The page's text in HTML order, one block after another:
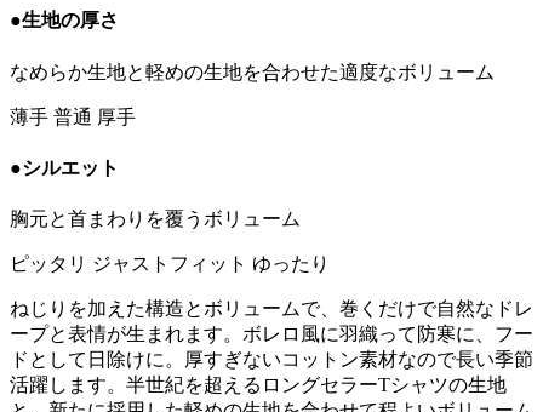
●生地の厚さ
なめらか生地と軽めの生地を合わせた適度なボリューム
薄手 普通 厚手
●シルエット
胸元と首まわりを覆うボリューム
ピッタリ ジャストフィット ゆったり
ねじりを加えた構造とボリュームで、巻くだけで自然なドレ
ープと表情が生まれます。ボレロ風に羽織って防寒に、フー
ドとして日除けに。厚すぎないコットン素材なので長い季節
活躍します。半世紀を超えるロングセラーTシャツの生地